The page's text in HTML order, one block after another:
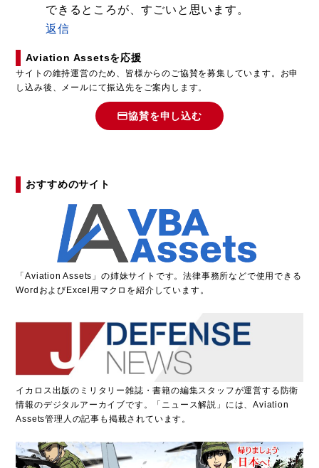
できるところが、すごいと思います。
返信
Aviation Assetsを応援
サイトの維持運営のため、皆様からのご協賛を募集しています。お申
し込み後、メールにて振込先をご案内します。
協賛を申し込む
おすすめのサイト
「Aviation Assets」の姉妹サイトです。法律事務所などで使用できる
WordおよびExcel用マクロを紹介しています。
イカロス出版のミリタリー雑誌・書籍の編集スタッフが運営する防衛
情報のデジタルアーカイブです。「ニュース解説」には、Aviation
Assets管理人の記事も掲載されています。